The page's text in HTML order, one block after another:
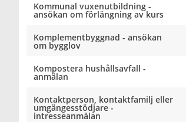
Kommunal vuxenutbildning -
ansökan om förlängning av kurs
Komplementbyggnad - ansökan
om bygglov
Kompostera hushållsavfall -
anmälan
Kontaktperson, kontaktfamilj eller
umgängesstödjare -
intresseanmälan